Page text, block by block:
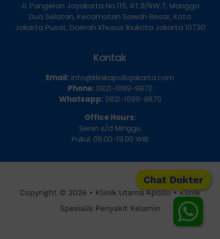
Chat Dokter
Jl. Pangeran Jayakarta No.115, RT.9/RW.7, Mangga
Dua Selatan, Kecamatan Sawah Besar, Kota
Jakarta Pusat, Daerah Khusus Ibukota Jakarta 10730
Kontak
Email: info@klinikapollojakarta.com
Phone:0821-1099-9870
Whatsapp:0821-1099-9870
Office Hours:
Senin s/d Minggu
Pukul: 09.00-19.00 WIB
Copyright © 2026 • Klinik Utama Apollo • Klinik
Spesialis Penyakit Kelamin